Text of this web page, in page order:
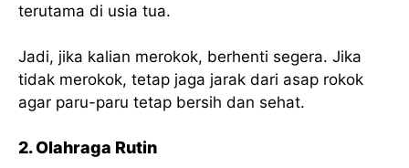
terutama di usia tua.
Jadi, jika kalian merokok, berhenti segera. Jika
tidak merokok, tetap jaga jarak dari asap rokok
agar paru-paru tetap bersih dan sehat.
2. Olahraga Rutin